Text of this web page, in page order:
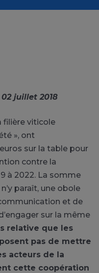
02 juillet 2018
filière viticole
», ont
sur la table pour
contre la
à 2022. La somme
paraît, une obole
et de
sur la même
relative que les
pas de mettre
acteurs de la
cette coopération